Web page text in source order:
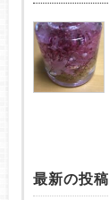
最新の投稿